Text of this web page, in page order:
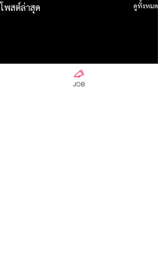
โพสต์ล่าสุด ดูทั้งหมด
JOB